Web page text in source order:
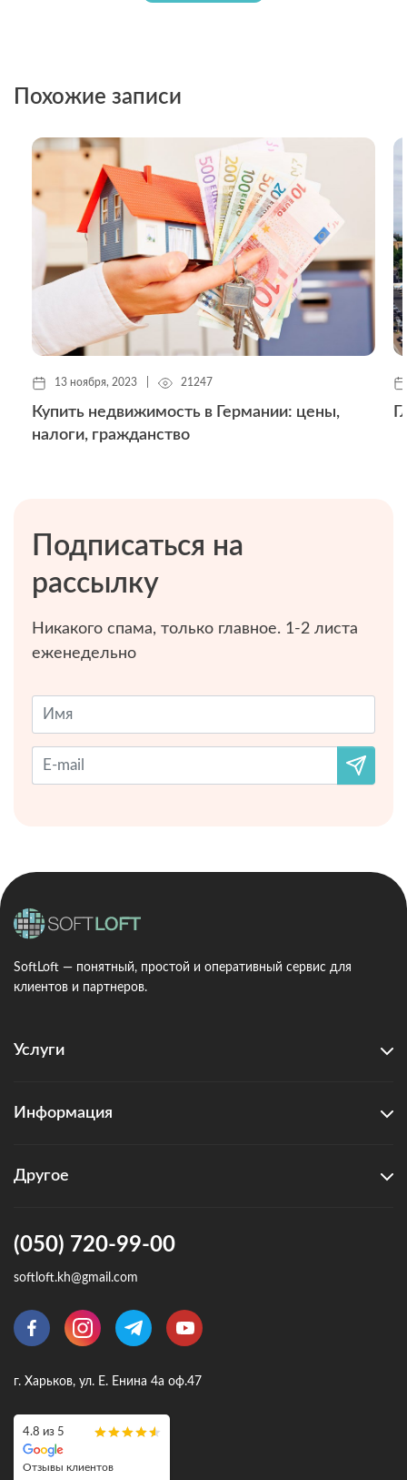
Похожие записи
13 ноября, 2023 21247
Купить недвижимость в Германии: цены,
налоги, гражданство
Подписаться на
рассылку
Никакого спама, только главное. 1-2 листа
еженедельно
SoftLoft — понятный, простой и оперативный сервис для
клиентов и партнеров.
Услуги
Информация
Другое
(050) 720-99-00
softloft.kh@gmail.com
г. Харьков, ул. Е. Енина 4а оф.47
4.8 из 5
Отзывы клиентов